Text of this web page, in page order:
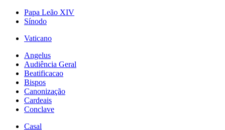
Papa Leão XIV
Sínodo
Vaticano
Angelus
Audiência Geral
Beatificacao
Bispos
Canonização
Cardeais
Conclave
Casal